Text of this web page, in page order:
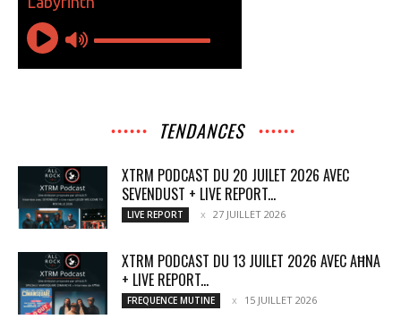
TENDANCES
XTRM PODCAST DU 20 JUILET 2026 AVEC
SEVENDUST + LIVE REPORT...
LIVE REPORT 27 JUILLET 2026
XTRM PODCAST DU 13 JUILET 2026 AVEC AĦNA
+ LIVE REPORT...
FREQUENCE MUTINE 15 JUILLET 2026